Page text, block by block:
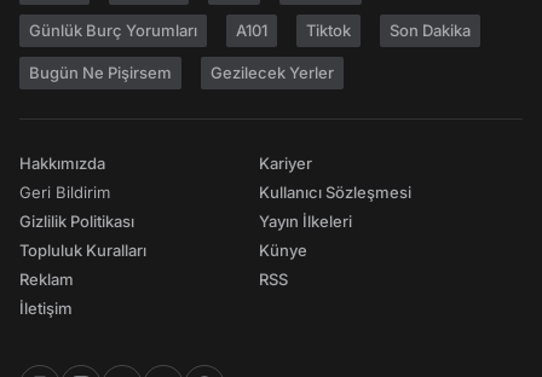
Günlük Burç Yorumları A101 Tiktok Son Dakika
Bugün Ne Pişirsem Gezilecek Yerler
Hakkımızda
Geri Bildirim
Gizlilik Politikası
Topluluk Kuralları
Reklam
İletişim
Kariyer
Kullanıcı Sözleşmesi
Yayın İlkeleri
Künye
RSS